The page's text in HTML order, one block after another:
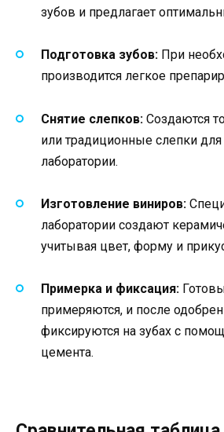
зубов и предлагает
Подготовка зубов: При
производится легкое
Снятие слепков: Создаются
или традиционные слепки для
лаборатории.
Изготовление виниров:
лаборатории создают
учитывая цвет, форму и
Примерка и фиксация:
примеряются, и после
фиксируются на зубах с
цемента.